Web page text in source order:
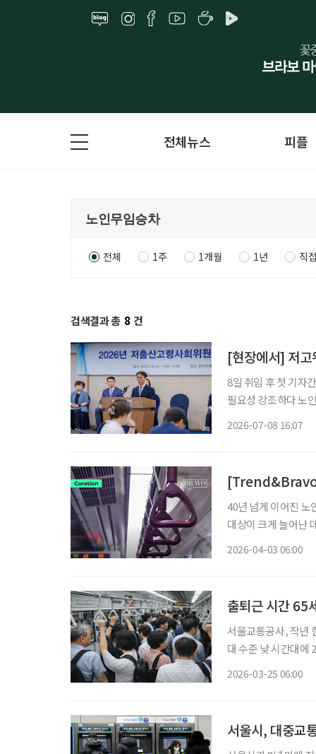
전체뉴스 피플
전체 1주 1개월 1년 직
검색결과 총 8 건
[현장에서] 저고
8일 취임 후 첫 기자
필요성 강조하다 노
2026-07-08 16:07
[Trend&Bravo]
40년 넘게 이어진 노
대상이 크게 늘어난
2026-04-03 06:00
출퇴근 시간 65
서울교통공사, 작년 한해 시간대별
대 수준 낮 시간대에 20%대 머
2026-03-25 06:00
서울시, 대중교